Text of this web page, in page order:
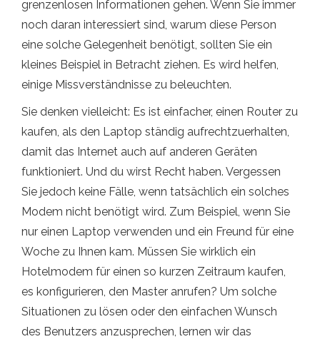
grenzenlosen Informationen gehen. Wenn Sie immer
noch daran interessiert sind, warum diese Person
eine solche Gelegenheit benötigt, sollten Sie ein
kleines Beispiel in Betracht ziehen. Es wird helfen,
einige Missverständnisse zu beleuchten.
Sie denken vielleicht: Es ist einfacher, einen Router zu
kaufen, als den Laptop ständig aufrechtzuerhalten,
damit das Internet auch auf anderen Geräten
funktioniert. Und du wirst Recht haben. Vergessen
Sie jedoch keine Fälle, wenn tatsächlich ein solches
Modem nicht benötigt wird. Zum Beispiel, wenn Sie
nur einen Laptop verwenden und ein Freund für eine
Woche zu Ihnen kam. Müssen Sie wirklich ein
Hotelmodem für einen so kurzen Zeitraum kaufen,
es konfigurieren, den Master anrufen? Um solche
Situationen zu lösen oder den einfachen Wunsch
des Benutzers anzusprechen, lernen wir das